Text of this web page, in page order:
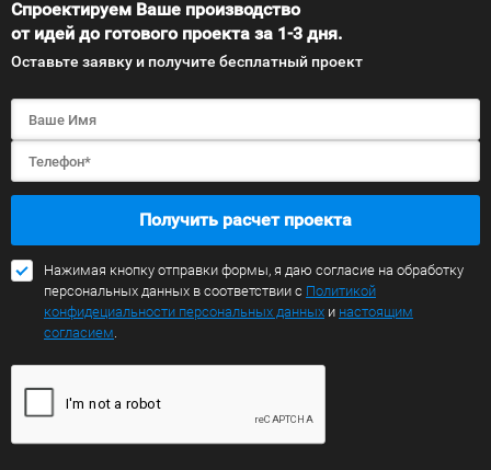
Спроектируем Ваше производство
от идей до готового проекта за 1-3 дня.
Оставьте заявку и получите бесплатный проект
Получить расчет проекта
Нажимая кнопку отправки формы, я даю согласие на обработку
персональных данных в соответствии с Политикой
конфидециальности персональных данных и настоящим
согласием.